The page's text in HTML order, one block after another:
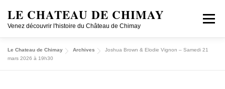
LE CHATEAU DE CHIMAY
Venez découvrir l'histoire du Château de Chimay
Menu
DÉCOUVRIR VISITER EN GROUPE
Le Chateau de Chimay Archives
Joshua Brown & Elodie Vignon – Samedi 21
mars 2026 à 19h30